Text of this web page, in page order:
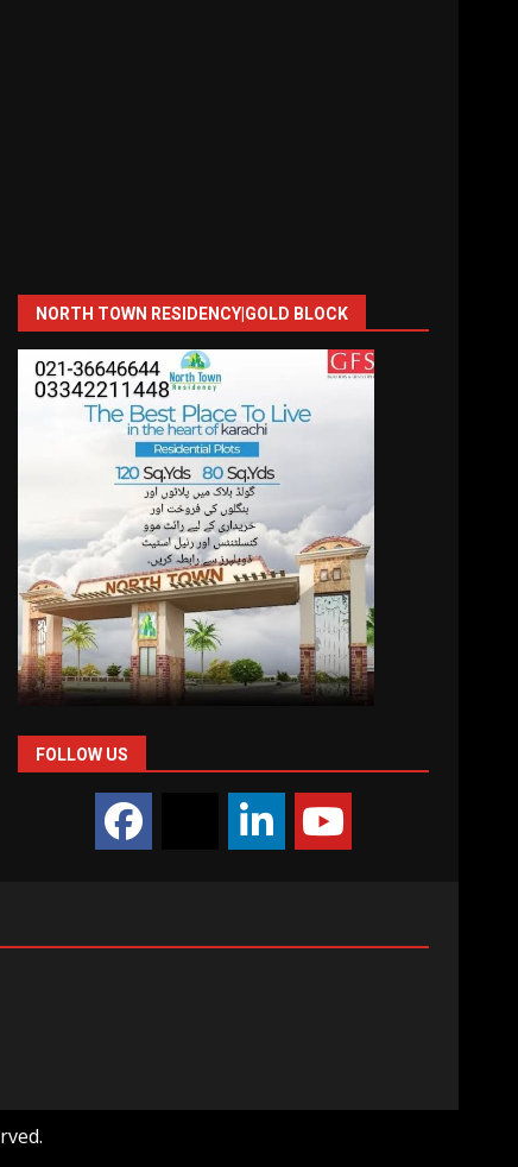
NORTH TOWN RESIDENCY|GOLD BLOCK
FOLLOW US